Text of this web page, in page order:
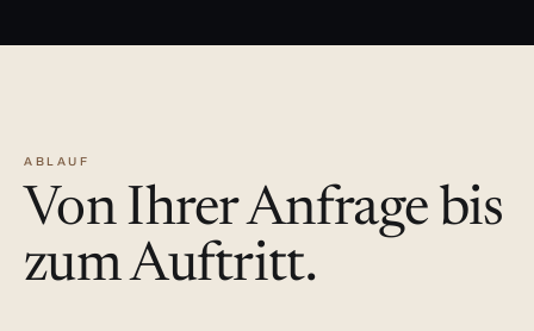
ABLAUF
Von Ihrer Anfrage bis
zum Auftritt.